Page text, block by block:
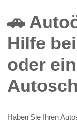
🚗
Hilfe
oder
Haben Sie Ihren